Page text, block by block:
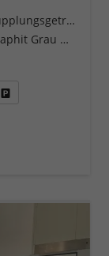
Doppelkupplungsgetriebe (DSG)
[5X5X] Graphit Grau Metallic